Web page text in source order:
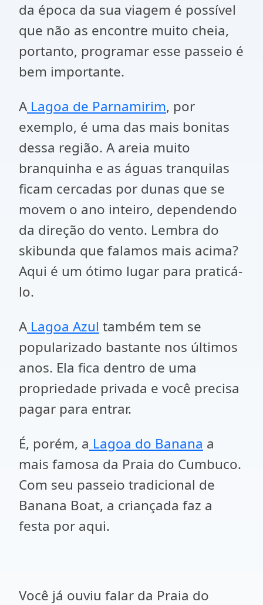
da época da sua viagem é possível
que não as encontre muito cheia,
portanto, programar esse passeio é
bem importante.
A Lagoa de Parnamirim, por
exemplo, é uma das mais bonitas
dessa região. A areia muito
branquinha e as águas tranquilas
ficam cercadas por dunas que se
movem o ano inteiro, dependendo
da direção do vento. Lembra do
skibunda que falamos mais acima?
Aqui é um ótimo lugar para praticá-
lo.
A Lagoa Azul também tem se
popularizado bastante nos últimos
anos. Ela fica dentro de uma
propriedade privada e você precisa
pagar para entrar.
É, porém, a Lagoa do Banana a
mais famosa da Praia do Cumbuco.
Com seu passeio tradicional de
Banana Boat, a criançada faz a
festa por aqui.
Você já ouviu falar da Praia do